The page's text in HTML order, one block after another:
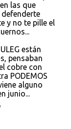
las que
y no te pille el
están
pensaban
cobre con
PODEMOS
alguno
junio...